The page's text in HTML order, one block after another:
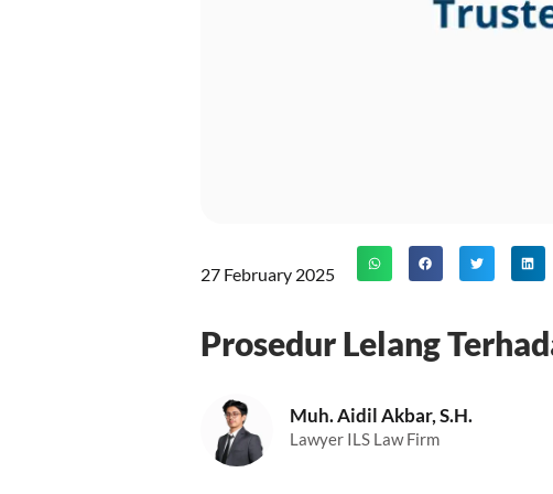
27 February 2025
Prosedur Lelang
Muh. Aidil Akbar, S.H.
Lawyer ILS Law Firm